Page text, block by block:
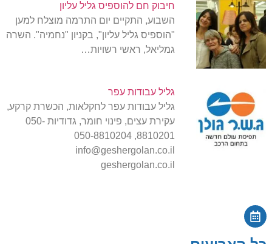
חיבוק חם להוספיס גליל עליון
השבוע, התקיים יום התרמה מוצלח למען
"הוספיס גליל עליון", בקניון "נחמיה". השרה
גמליאל, ראשי רשויות…
גליל עבודות עפר
גליל עבודות עפר לחקלאות, הכשרת קרקע,
עקירת עצים, פינוי חומר, גדודיות 050-
8810201, 050-8810204
info@geshergolan.co.il
geshergolan.co.il